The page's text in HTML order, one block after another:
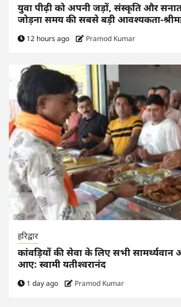
युवा पीढ़ी को अपनी जड़ों, संस्कृति और
जोड़ना समय की सबसे बड़ी आवश्यकता-
12 hours ago Pramod Kumar
हरिद्वार
कांवड़ियों की सेवा के लिए सभी
आए: स्वामी यतीश्वरानंद
1 day ago Pramod Kumar